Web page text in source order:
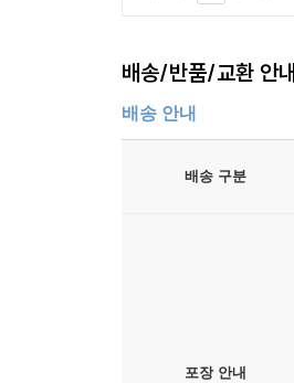
배송/반품/교환 안내
배송 안내
배송 구분
포장 안내